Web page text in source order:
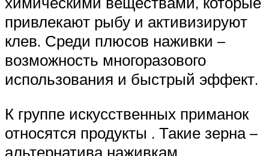
привлекают рыбу и активизируют
клев. Среди плюсов наживки –
возможность многоразового
использования и быстрый эффект.
К группе искусственных приманок
относятся продукты . Такие зерна –
альтернатива наживкам